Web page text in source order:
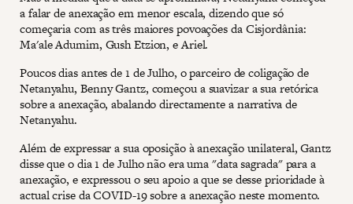
a falar de anexação em menor escala, dizendo que só
começaria com as três maiores povoações da Cisjordânia:
Ma'ale Adumim, Gush Etzion, e Ariel.
Poucos dias antes de 1 de Julho, o parceiro de coligação de
Netanyahu, Benny Gantz, começou a suavizar a sua retórica
sobre a anexação, abalando directamente a narrativa de
Netanyahu.
Além de expressar a sua oposição à anexação unilateral, Gantz
disse que o dia 1 de Julho não era uma "data sagrada" para a
anexação, e expressou o seu apoio a que se desse prioridade à
actual crise da COVID-19 sobre a anexação neste momento.